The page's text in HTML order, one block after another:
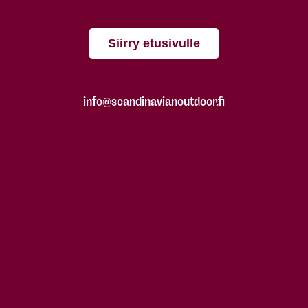
Siirry etusivulle
info@scandinavianoutdoor.fi